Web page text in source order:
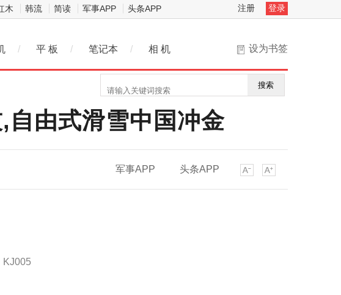
木 韩流 简读 军事APP 头条APP 注册 登录
设为书签
/ 平 板 / 笔记本 / 相 机
搜索
由式滑雪中国冲金
军事APP 头条APP
KJ005